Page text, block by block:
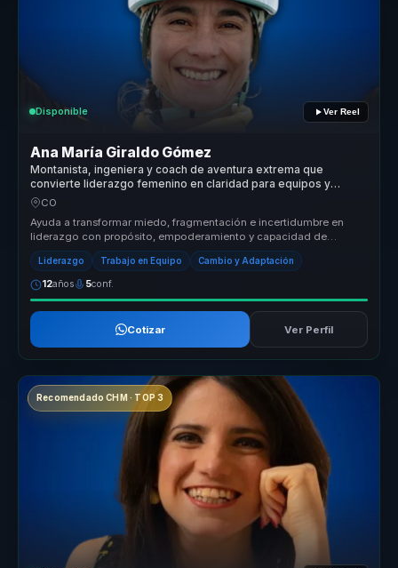
Disponible Ver Reel
Ana María Giraldo Gómez
Montanista, ingeniera y coach de aventura extrema que
convierte liderazgo femenino en claridad para equipos y
mujeres lideres.
CO
Ayuda a transformar miedo, fragmentación e incertidumbre en
liderazgo con propósito, empoderamiento y capacidad de
avanzar paso a paso ha...
Liderazgo Trabajo en Equipo Cambio y Adaptación
12años 5conf.
Cotizar Ver Perfil
Recomendado CHM · TOP 3